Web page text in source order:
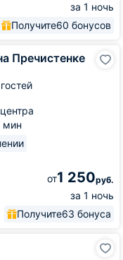
за 1 ночь
Получите60 бонусов
Пречистенке
мин
от1 250руб.
за 1 ночь
Получите63 бонуса